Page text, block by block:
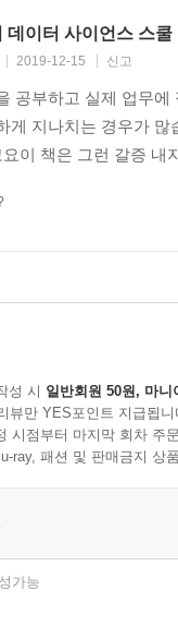
공부하는 확률론]
주의 및 베이지안 관
을 통해 정의되었는지
하여 확률분포를 구
의 의미와 분산의 기
이 분포들이 어떻게
베타분포, 디리클레
모형인 다변수 정규
데이터 사이언스 스쿨
2019-12-15 신고
공부하고 실제 업무
게 지나치는 경우가
이 책은 그런 갈증
성 시 일반회원 50원, 마니
뷰만 YES포인트 지급됩니
시점부터 마지막 회차 주
ray, 패션 및 판매금지 상
가능